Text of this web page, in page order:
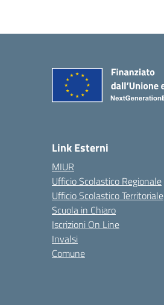
Link Esterni
MIUR
Ufficio Scolastico Regionale
Ufficio Scolastico Territoriale
Scuola in Chiaro
Iscrizioni On Line
Invalsi
Comune